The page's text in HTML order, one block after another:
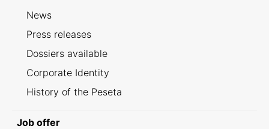
News
Press releases
Dossiers available
Corporate Identity
History of the Peseta
Job offer